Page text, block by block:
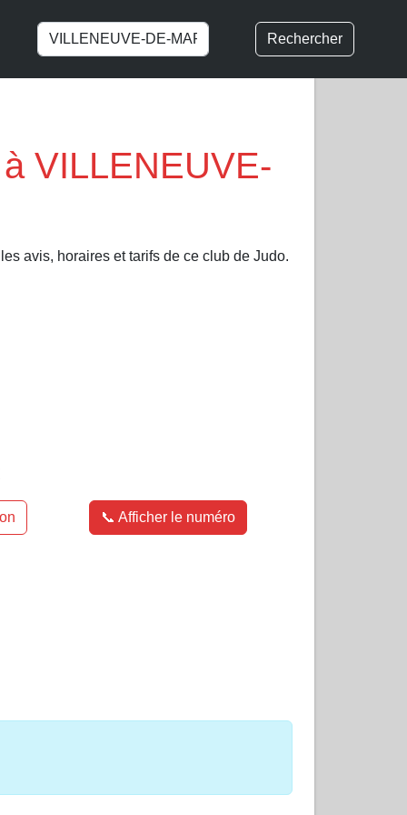
Rechercher
VILLENEUVE-
avis, horaires et tarifs de ce club de Judo.
📞 Afficher le numéro